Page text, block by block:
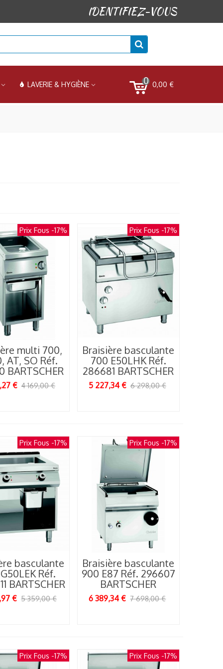
IDENTIFIEZ-VOUS
LAVERIE & HYGIÈNE 0 0,00 €
Prix Fous -17%
multi 700,
AT, SO Réf.
BARTSCHER
€ 4 169,00 €
Prix Fous -17%
Braisière basculante
700 E50LHK Réf.
286681 BARTSCHER
5 227,34 € 6 298,00 €
Prix Fous -17%
basculante
Réf.
BARTSCHER
€ 5 359,00 €
Prix Fous -17%
Braisière basculante
900 E87 Réf. 296607
BARTSCHER
6 389,34 € 7 698,00 €
Prix Fous -17% Prix Fous -17%